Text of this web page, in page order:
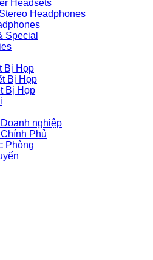
Headsets
Headphones
Special
Bị Họp
Bị Họp
Bị Họp
nghiệp
Phủ
Phòng